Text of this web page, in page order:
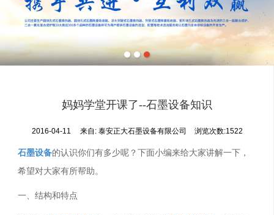
精品展示
公司介绍
厂房一角
妈妈学堂开课了--石墨设备知识
2016-04-11 来自: 泰安正大石墨设备有限公司 浏览次数:1522
石墨设备的认识你们有多少呢？下面小编来给大家讲解一下，
希望对大家有所帮助。
一、结构和特点